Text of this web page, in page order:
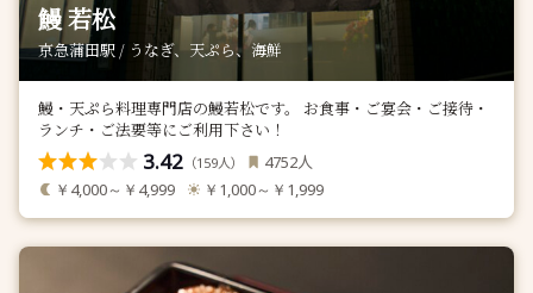
鰻 若松
京急蒲田駅 / うなぎ、天ぷら、海鮮
鰻・天ぷら料理専門店の鰻若松です。 お食事・ご宴会・ご接待・
ランチ・ご法要等にご利用下さい！
3.42 （159人） 4752人
￥4,000～￥4,999 ￥1,000～￥1,999